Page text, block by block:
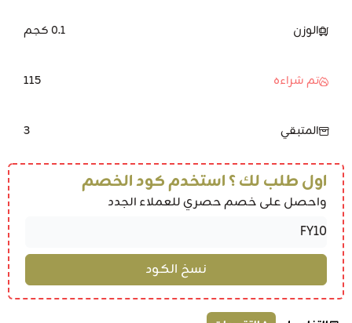
الوزن 0.1 كجم
تم شراءه 115
المتبقي 3
اول طلب لك ؟ استخدم كود الخصم
واحصل على خصم حصري للعملاء الجدد